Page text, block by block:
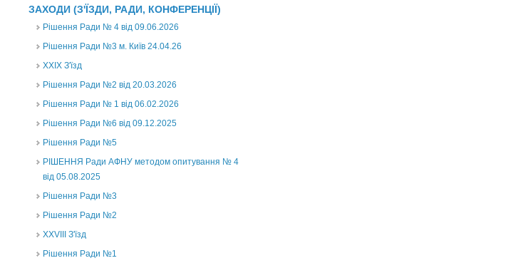
ЗАХОДИ (З'ЇЗДИ, РАДИ, КОНФЕРЕНЦІЇ)
Рішення Ради № 4 від 09.06.2026
Рішення Ради №3 м. Київ 24.04.26
XXІХ З'їзд
Рішення Ради №2 від 20.03.2026
Рішення Ради № 1 від 06.02.2026
Рішення Ради №6 від 09.12.2025
Рішення Ради №5
РІШЕННЯ Ради АФНУ методом опитування № 4
від 05.08.2025
Рішення Ради №3
Рішення Ради №2
XXVIII З'їзд
Рішення Ради №1